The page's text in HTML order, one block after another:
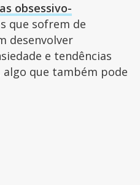
obsessivo-
que sofrem de
desenvolver
e tendências
algo que também pode